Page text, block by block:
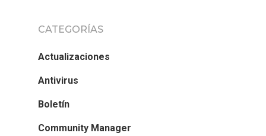
CATEGORÍAS
Actualizaciones
Antivirus
Boletín
Community Manager